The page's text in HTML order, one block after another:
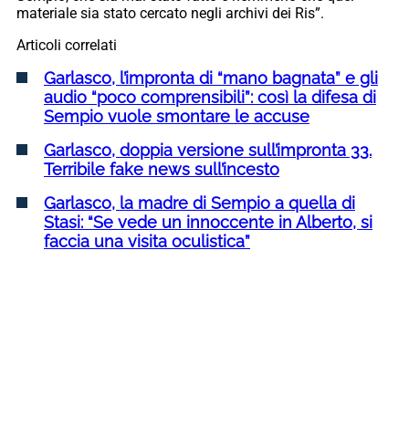
materiale sia stato cercato negli archivi dei Ris”.
Articoli correlati
Garlasco, l’impronta di “mano bagnata” e gli
audio “poco comprensibili”: così la difesa di
Sempio vuole smontare le accuse
Garlasco, doppia versione sull’impronta 33.
Terribile fake news sull’incesto
Garlasco, la madre di Sempio a quella di
Stasi: “Se vede un innoccente in Alberto, si
faccia una visita oculistica”